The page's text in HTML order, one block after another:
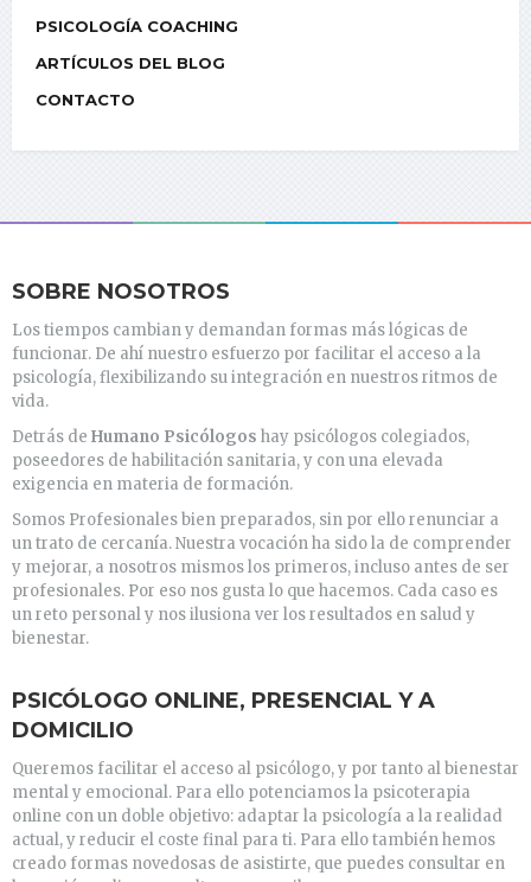
PSICOLOGÍA COACHING
ARTÍCULOS DEL BLOG
CONTACTO
SOBRE NOSOTROS
Los tiempos cambian y demandan formas más lógicas de
funcionar. De ahí nuestro esfuerzo por facilitar el acceso a la
psicología, flexibilizando su integración en nuestros ritmos de
vida.
Detrás de Humano Psicólogos hay psicólogos colegiados,
poseedores de habilitación sanitaria, y con una elevada
exigencia en materia de formación.
Somos Profesionales bien preparados, sin por ello renunciar a
un trato de cercanía. Nuestra vocación ha sido la de comprender
y mejorar, a nosotros mismos los primeros, incluso antes de ser
profesionales. Por eso nos gusta lo que hacemos. Cada caso es
un reto personal y nos ilusiona ver los resultados en salud y
bienestar.
PSICÓLOGO ONLINE, PRESENCIAL Y A
DOMICILIO
Queremos facilitar el acceso al psicólogo, y por tanto al bienestar
mental y emocional. Para ello potenciamos la psicoterapia
online con un doble objetivo: adaptar la psicología a la realidad
actual, y reducir el coste final para ti. Para ello también hemos
creado formas novedosas de asistirte, que puedes consultar en